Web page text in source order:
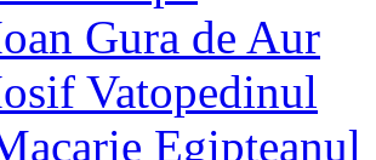
Gura de Aur
Vatopedinul
Egipteanul